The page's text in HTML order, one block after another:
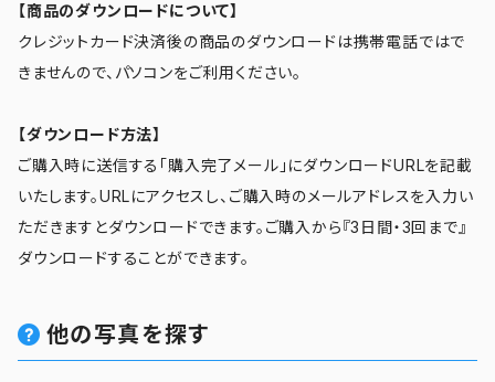
【商品のダウンロードについて】
クレジットカード決済後の商品のダウンロードは携帯電話ではで
きませんので、パソコンをご利用ください。
【ダウンロード方法】
ご購入時に送信する「購入完了メール」にダウンロードURLを記載
いたします。URLにアクセスし、ご購入時のメールアドレスを入力い
ただきますとダウンロードできます。ご購入から『3日間・3回まで』
ダウンロードすることができます。
他の写真を探す